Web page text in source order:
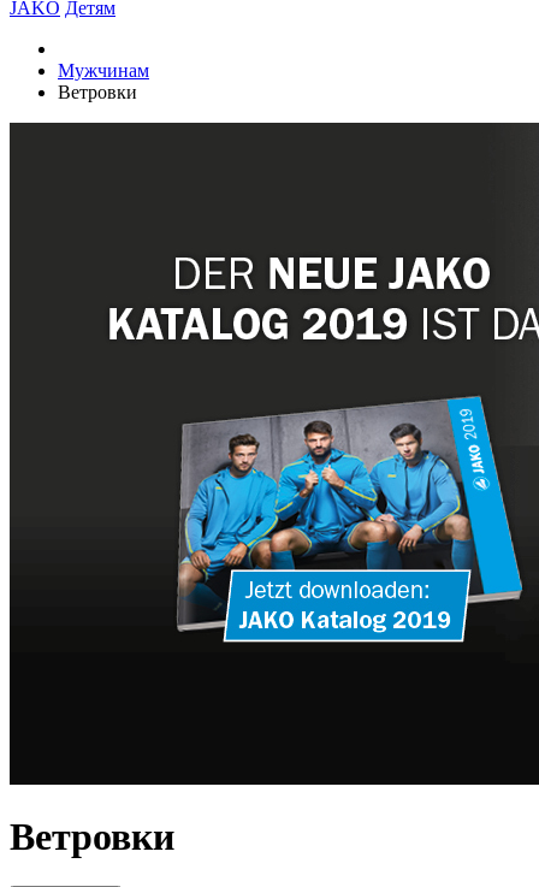
JAKO Детям
Мужчинам
Ветровки
Ветровки